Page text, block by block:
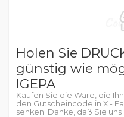
Holen Sie
günstig wie
IGEPA
Kaufen Sie die Ware, die
den Gutscheincode in X -
senken. Danke, daß Sie